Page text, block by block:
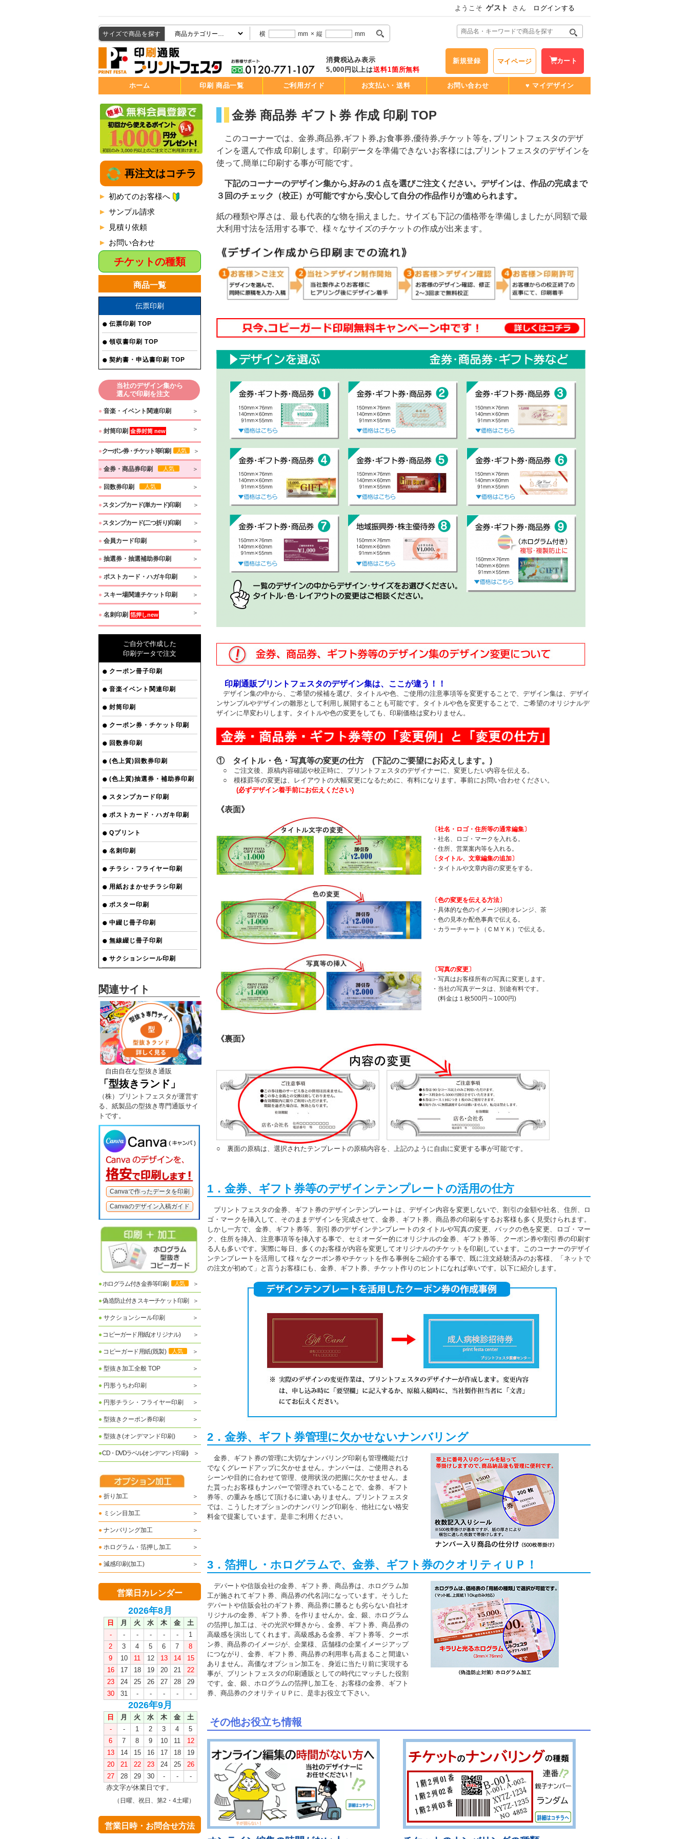
ようこそ ゲスト さん ログインする
サイズで商品を探す 横 mm × 縦 mm
消費税込み表示
5,000円以上は送料1箇所無料
新規登録 マイページ カート
ホーム 印刷 商品一覧 ご利用ガイド お支払い・送料 お問い合わせ ♥ マイデザイン
再注文はコチラ
初めてのお客様へ
サンプル請求
見積り依頼
お問い合わせ
チケットの種類
商品一覧
伝票印刷
伝票印刷 TOP
領収書印刷 TOP
契約書・申込書印刷 TOP
当社のデザイン集から
選んで印刷を注文
● 音楽・イベント関連印刷
● 封筒印刷 金券封筒 new
●クーポン券・チケット等印刷 人気
● 金券・商品券印刷 人気
● 回数券印刷 人気
● スタンプカード(単カード)印刷
● スタンプカード(二つ折り)印刷
● 会員カード印刷
● 抽選券・抽選補助券印刷
● ポストカード・ハガキ印刷
● スキー場関連チケット印刷
● 名刺印刷 箔押しnew
ご自分で作成した
印刷データで注文
クーポン冊子印刷
音楽イベント関連印刷
封筒印刷
クーポン券・チケット印刷
回数券印刷
(色上質)回数券印刷
(色上質)抽選券・補助券印刷
スタンプカード印刷
ポストカード・ハガキ印刷
Qプリント
名刺印刷
チラシ・フライヤー印刷
用紙おまかせチラシ印刷
ポスター印刷
中綴じ冊子印刷
無線綴じ冊子印刷
サクションシール印刷
関連サイト
自由自在な型抜き通販
「型抜きランド」
（株）プリントフェスタが運営す
る、紙製品の型抜き専門通販サイ
トです。
Canvaで作ったデータを印刷
Canvaのデザイン入稿ガイド
●ホログラム付き金券等印刷 人気
●偽造防止付きスキーチケット印刷
● サクションシール印刷
● コピーガード用紙(オリジナル)
● コピーガード用紙(既製) 人気
● 型抜き加工全般 TOP
● 円形うちわ印刷
● 円形チラシ・フライヤー印刷
● 型抜きクーポン券印刷
● 型抜き(オンデマンド印刷)
●CD・DVDラベル(オンデマンド印刷)
● 折り加工
● ミシン目加工
● ナンバリング加工
● ホログラム・箔押し加工
● 減感印刷(加工)
営業日カレンダー
2026年8月
日 月 火 水 木 金
土
-
- - - - -
1
2
3 4 5 6 7
8
9
10 11 12 13 14
15
16
17 18 19 20 21
22
23
24 25 26 27 28
29
30
31 - - - - -
2026年9月
日 月 火 水 木 金
土
-
- 1 2 3 4
5
6
7 8 9 10 11
12
13
14 15 16 17 18
19
20
21 22 23 24 25
26
27
28 29 30 - -
-
赤文字が休業日です。
（日曜、祝日、第2・4土曜）
営業日時・お問合せ方法
金券 商品券 ギフト券 作成 印刷 TOP
このコーナーでは、金券,商品券,ギフト券,お食事券,優待券,チケット等を, プリントフェスタのデザ
インを選んで作成 印刷します。印刷データを準備できないお客様には,プリントフェスタのデザインを
使って,簡単に印刷する事が可能です。
下記のコーナーのデザイン集から,好みの１点を選びご注文ください。デザインは、作品の完成まで
３回のチェック（校正）が可能ですから,安心して自分の作品作りが進められます。
紙の種類や厚さは、最も代表的な物を揃えました。サイズも下記の価格帯を準備しましたが,同額で最
大利用寸法を活用する事で、様々なサイズのチケットの作成が出来ます。
印刷通販プリントフェスタのデザイン集は、ここが違う！！
デザイン集の中から、ご希望の候補を選び、タイトルや色、ご使用の注意事項等を変更することで、デザイン集は、デザイ
ンサンプルやデザインの雛形として利用し展開することも可能です。タイトルや色を変更することで、ご希望のオリジナルデ
ザインに早変わりします。タイトルや色の変更をしても、印刷価格は変わりません。
① タイトル・色・写真等の変更の仕方 (下記のご要望にお応えします。)
○ ご注文後、原稿内容確認や校正時に、プリントフェスタのデザイナーに、変更したい内容を伝える。
○ 模様罫等の変更は、レイアウトの大幅変更になるために、有料になります。事前にお問い合わせください。
(必ずデザイン着手前にお伝えください)
《表面》
〔社名・ロゴ・住所等の通常編集〕
・社名、ロゴ・マークを入れる。
・住所、営業案内等を入れる。
〔タイトル、文章編集の追加〕
・タイトルや文章内容の変更をする。
〔色の変更を伝える方法〕
・具体的な色のイメージ(例)オレンジ、茶
・色の見本か配色事典で伝える。
・カラーチャート（ＣＭＹＫ）で伝える。
〔写真の変更〕
・写真はお客様所有の写真に変更します。
・当社の写真データは、別途有料です。
(料金は１枚500円～1000円)
《裏面》
○ 裏面の原稿は、選択されたテンプレートの原稿内容を、上記のように自由に変更する事が可能です。
1．金券、ギフト券等のデザインテンプレートの活用の仕方
プリントフェスタの金券、ギフト券のデザインテンプレートは、デザイン内容を変更しないで、割引の金額や社名、住所、ロ
ゴ・マークを挿入して、そのままデザインを完成させて、金券、ギフト券、商品券の印刷をするお客様も多く見受けられます。
しかし一方で、金券、ギフト券等、割引券のデザインテンプレートのタイトルや写真の変更、バックの色を変更、ロゴ・マー
ク、住所を挿入、注意事項等を挿入する事で、セミオーダー的にオリジナルの金券、ギフト券等、クーポン券や割引券の印刷す
る人も多いです。実際に毎日、多くのお客様が内容を変更してオリジナルのチケットを印刷しています。このコーナーのデザイ
ンテンプレートを活用して様々なクーポン券やチケットを作る事例をご紹介する事で、既に注文経験済みのお客様、「ネットで
の注文が初めて」と言うお客様にも、金券、ギフト券、チケット作りのヒントになれば幸いです。以下に紹介します。
2．金券、ギフト券管理に欠かせないナンバリング
金券、ギフト券の管理に大切なナンバリング印刷も管理機能だけ
でなくグレードアップに欠かせません。ナンバーは、ご使用される
シーンや目的に合わせて管理、使用状況の把握に欠かせません。ま
た貰ったお客様もナンバーで管理されていることで、金券、ギフト
券等、の重みを感じて頂けるに違いありません。プリントフェスタ
では、こうしたオプションのナンバリング印刷を、他社にない格安
料金で提案しています。是非ご利用ください。
3．箔押し・ホログラムで、金券、ギフト券のクオリティＵＰ！
デパートや信販会社の金券、ギフト券、商品券は、ホログラム加
工が施されてギフト券、商品券の代名詞になっています。そうした
デパートや信販会社のギフト券、商品券に勝るとも劣らない自社オ
リジナルの金券、ギフト券、を作りませんか。金、銀、ホログラム
の箔押し加工は、その光沢や輝きから、金券、ギフト券、商品券の
高級感を演出してくれます。高級感ある金券、ギフト券等、クーポ
ン券、商品券のイメージが、企業様、店舗様の企業イメージアップ
につながり、金券、ギフト券、商品券の利用率も高まること間違い
ありません。高価なオプション加工を、身近に当たり前に実現する
事が、プリントフェスタの印刷通販としての時代にマッチした役割
です。金、銀、ホログラムの箔押し加工を、お客様の金券、ギフト
券、商品券のクオリティＵＰに、是非お役立て下さい。
その他お役立ち情報